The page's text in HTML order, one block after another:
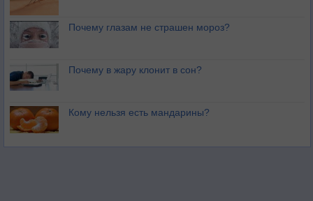
Почему глазам не страшен мороз?
Почему в жару клонит в сон?
Кому нельзя есть мандарины?